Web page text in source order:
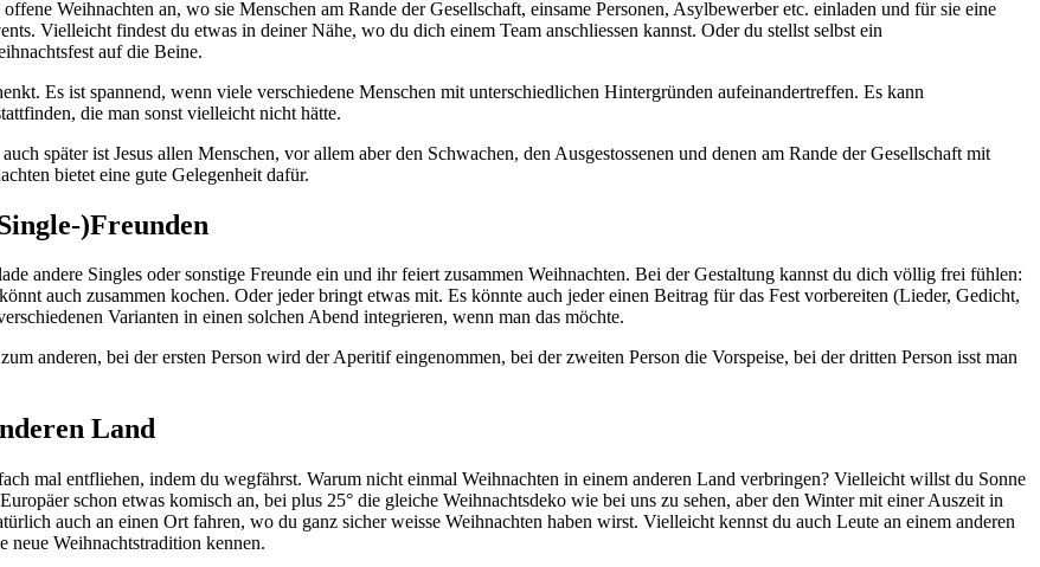
Weihnachten an, wo sie Menschen am Rande der Gesellschaft, einsame Personen, Asylbewerber etc. einladen und für sie eine
Vielleicht findest du etwas in deiner Nähe, wo du dich einem Team anschliessen kannst. Oder du stellst selbst ein
auf die Beine.
Es ist spannend, wenn viele verschiedene Menschen mit unterschiedlichen Hintergründen aufeinandertreffen. Es kann
die man sonst vielleicht nicht hätte.
später ist Jesus allen Menschen, vor allem aber den Schwachen, den Ausgestossenen und denen am Rande der Gesellschaft mit
bietet eine gute Gelegenheit dafür.
)Freunden
andere Singles oder sonstige Freunde ein und ihr feiert zusammen Weihnachten. Bei der Gestaltung kannst du dich völlig frei fühlen:
auch zusammen kochen. Oder jeder bringt etwas mit. Es könnte auch jeder einen Beitrag für das Fest vorbereiten (Lieder, Gedicht,
Varianten in einen solchen Abend inte­grieren, wenn man das möchte.
anderen, bei der ersten Person wird der Aperitif eingenommen, bei der zweiten Person die Vorspeise, bei der dritten Person isst man
Land
mal entfliehen, indem du wegfährst. Warum nicht einmal Weihnachten in einem anderen Land verbringen? Vielleicht willst du Sonne
schon etwas komisch an, bei plus 25° die gleiche Weihnachtsdeko wie bei uns zu sehen, aber den Winter mit einer Auszeit in
auch an einen Ort fahren, wo du ganz sicher weisse Weihnachten haben wirst. Vielleicht kennst du auch Leute an einem anderen
neue Weihnachtstradition kennen.